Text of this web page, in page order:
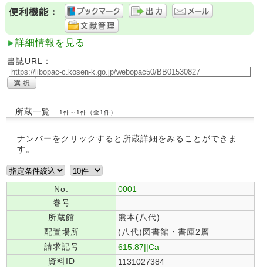
便利機能：
詳細情報を見る
書誌URL：
所蔵一覧 1件～1件（全1件）
ナンバーをクリックすると所蔵詳細をみることができま
す。
No.
0001
巻号
所蔵館
熊本(八代)
配置場所
(八代)図書館・書庫2層
請求記号
615.87||Ca
資料ID
1131027384